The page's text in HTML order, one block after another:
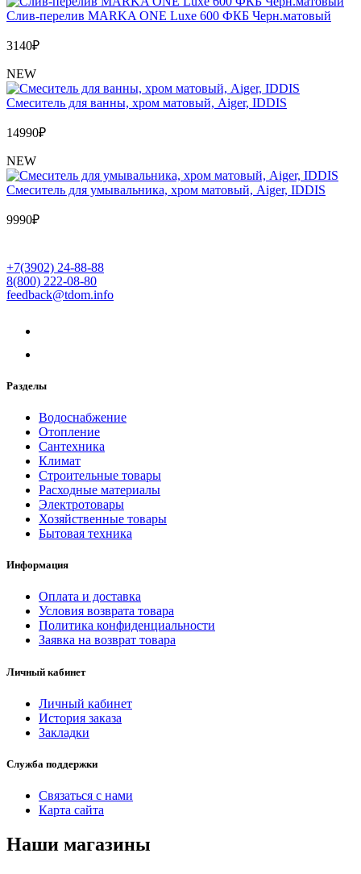
Вакансии
Слив-перелив MARKA ONE Luxe 600 ФКБ Черн.матовый
3140₽
NEW
Cмеситель для ванны, хром матовый, Aiger, IDDIS
14990₽
NEW
Cмеситель для умывальника, хром матовый, Aiger, IDDIS
9990₽
+7(3902) 24-88-88
8(800) 222-08-80
feedback@tdom.info
Разделы
Водоснабжение
Отопление
Сантехника
Климат
Строительные товары
Расходные материалы
Электротовары
Хозяйственные товары
Бытовая техника
Информация
Оплата и доставка
Условия возврата товара
Политика конфиденциальности
Заявка на возврат товара
Личный кабинет
Личный кабинет
История заказа
Закладки
Служба поддержки
Связаться с нами
Карта сайта
Наши магазины